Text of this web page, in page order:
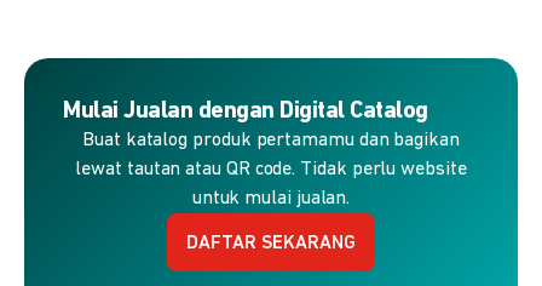
Mulai Jualan dengan Digital Catalog
Buat katalog produk pertamamu dan bagikan
lewat tautan atau QR code. Tidak perlu website
untuk mulai jualan.
DAFTAR SEKARANG